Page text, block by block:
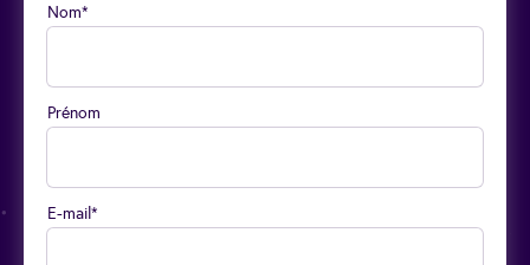
Nom*
Prénom
E-mail*